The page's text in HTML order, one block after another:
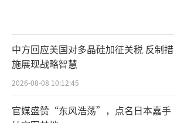
中方回应美国对多晶硅加征关税 反制措
施展现战略智慧
2026-08-08 10:12:45
官媒盛赞“东风浩荡”，点名日本嘉手